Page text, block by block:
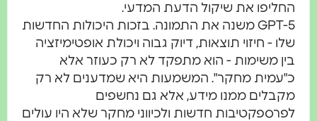
את שיקול הדעת המדעי.
GPT-5 משנה את התמונה. בזכות היכולות החדשות
- חיזוי תוצאות, דיוק גבוה ויכולת אופטימיזציה
משימות - הוא מתפקד לא רק כעוזר אלא
מחקר". המשמעות היא שמדענים לא רק
ממנו מידע, אלא גם נחשפים
חדשות ולכיווני מחקר שלא היו עולים